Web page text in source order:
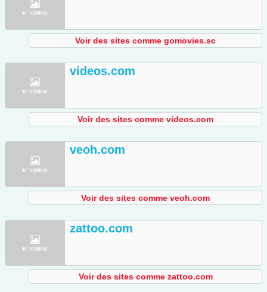
Voir des sites comme gomovies.sc
videos.com
Voir des sites comme videos.com
veoh.com
Voir des sites comme veoh.com
zattoo.com
Voir des sites comme zattoo.com